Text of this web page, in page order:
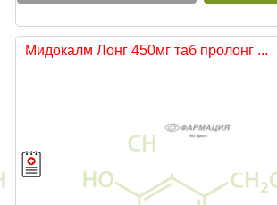
Мидокалм Лонг 450мг таб пролонг ...